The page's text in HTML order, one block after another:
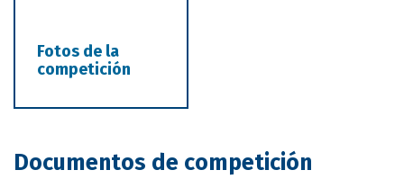
Fotos de la
competición
Documentos de competición